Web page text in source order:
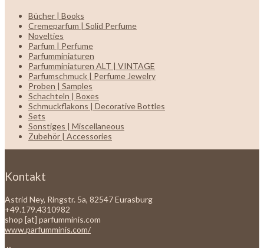
Bücher | Books
Cremeparfum | Solid Perfume
Novelties
Parfum | Perfume
Parfumminiaturen
Parfumminiaturen ALT | VINTAGE
Parfumschmuck | Perfume Jewelry
Proben | Samples
Schachteln | Boxes
Schmuckflakons | Decorative Bottles
Sets
Sonstiges | Miscellaneous
Zubehör | Accessories
Kontakt
Astrid Ney, Ringstr. 5a, 82547 Eurasburg
+49.179.4310982
shop [at] parfumminis.com
www.parfumminis.com/